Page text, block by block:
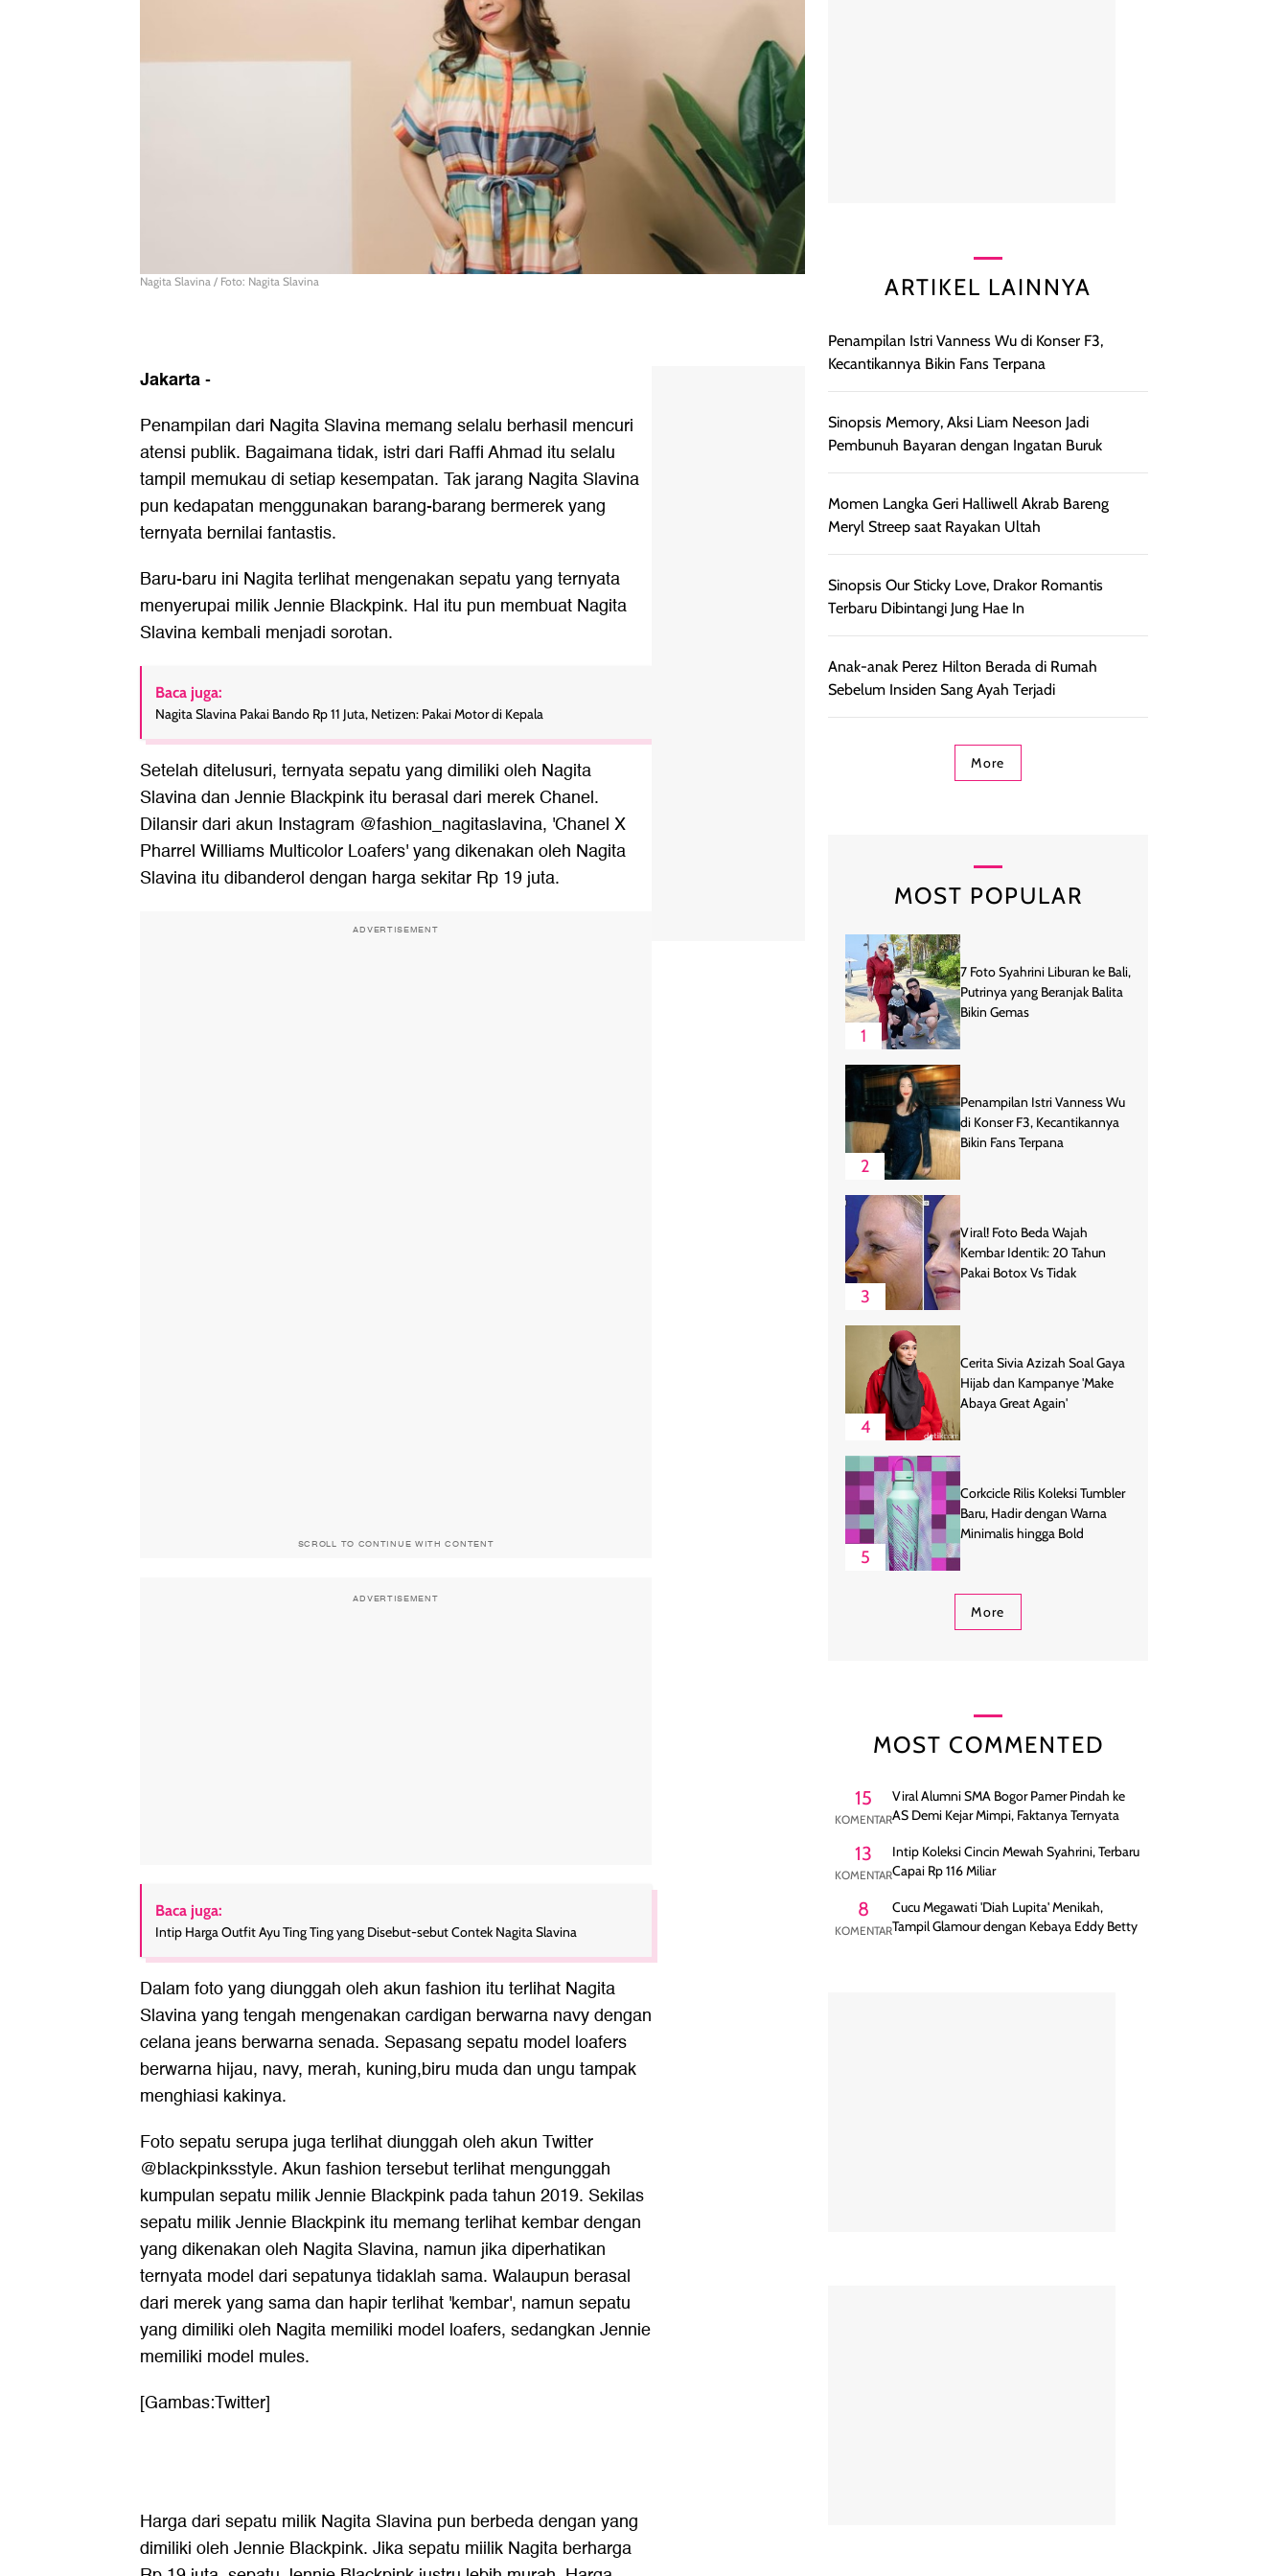
Nagita Slavina / Foto: Nagita Slavina
Jakarta-
Penampilan dari Nagita Slavina memang selalu berhasil mencuri
atensi publik. Bagaimana tidak, istri dari Raffi Ahmad itu selalu
tampil memukau di setiap kesempatan. Tak jarang Nagita Slavina
pun kedapatan menggunakan barang-barang bermerek yang
ternyata bernilai fantastis.
Baru-baru ini Nagita terlihat mengenakan sepatu yang ternyata
menyerupai milik Jennie Blackpink. Hal itu pun membuat Nagita
Slavina kembali menjadi sorotan.
Baca juga:
Nagita Slavina Pakai Bando Rp 11 Juta, Netizen: Pakai Motor di Kepala
Setelah ditelusuri, ternyata sepatu yang dimiliki oleh Nagita
Slavina dan Jennie Blackpink itu berasal dari merek Chanel.
Dilansir dari akun Instagram @fashion_nagitaslavina, 'Chanel X
Pharrel Williams Multicolor Loafers' yang dikenakan oleh Nagita
Slavina itu dibanderol dengan harga sekitar Rp 19 juta.
ADVERTISEMENT
SCROLL TO CONTINUE WITH CONTENT
ADVERTISEMENT
Baca juga:
Intip Harga Outfit Ayu Ting Ting yang Disebut-sebut Contek Nagita Slavina
Dalam foto yang diunggah oleh akun fashion itu terlihat Nagita
Slavina yang tengah mengenakan cardigan berwarna navy dengan
celana jeans berwarna senada. Sepasang sepatu model loafers
berwarna hijau, navy, merah, kuning,biru muda dan ungu tampak
menghiasi kakinya.
Foto sepatu serupa juga terlihat diunggah oleh akun Twitter
@blackpinksstyle. Akun fashion tersebut terlihat mengunggah
kumpulan sepatu milik Jennie Blackpink pada tahun 2019. Sekilas
sepatu milik Jennie Blackpink itu memang terlihat kembar dengan
yang dikenakan oleh Nagita Slavina, namun jika diperhatikan
ternyata model dari sepatunya tidaklah sama. Walaupun berasal
dari merek yang sama dan hapir terlihat 'kembar', namun sepatu
yang dimiliki oleh Nagita memiliki model loafers, sedangkan Jennie
memiliki model mules.
[Gambas:Twitter]
Harga dari sepatu milik Nagita Slavina pun berbeda dengan yang
dimiliki oleh Jennie Blackpink. Jika sepatu miilik Nagita berharga
ARTIKEL LAINNYA
Penampilan Istri Vanness Wu di Konser F3,
Kecantikannya Bikin Fans Terpana
Sinopsis Memory, Aksi Liam Neeson Jadi
Pembunuh Bayaran dengan Ingatan Buruk
Momen Langka Geri Halliwell Akrab Bareng
Meryl Streep saat Rayakan Ultah
Sinopsis Our Sticky Love, Drakor Romantis
Terbaru Dibintangi Jung Hae In
Anak-anak Perez Hilton Berada di Rumah
Sebelum Insiden Sang Ayah Terjadi
More
MOST POPULAR
1
7 Foto Syahrini Liburan ke Bali,
Putrinya yang Beranjak Balita
Bikin Gemas
2
Penampilan Istri Vanness Wu
di Konser F3, Kecantikannya
Bikin Fans Terpana
3
Viral! Foto Beda Wajah
Kembar Identik: 20 Tahun
Pakai Botox Vs Tidak
4
Cerita Sivia Azizah Soal Gaya
Hijab dan Kampanye 'Make
Abaya Great Again'
5
Corkcicle Rilis Koleksi Tumbler
Baru, Hadir dengan Warna
Minimalis hingga Bold
More
MOST COMMENTED
15
KOMENTAR
Viral Alumni SMA Bogor Pamer Pindah ke
AS Demi Kejar Mimpi, Faktanya Ternyata
13
KOMENTAR
Intip Koleksi Cincin Mewah Syahrini, Terbaru
Capai Rp 116 Miliar
8
KOMENTAR
Cucu Megawati 'Diah Lupita' Menikah,
Tampil Glamour dengan Kebaya Eddy Betty